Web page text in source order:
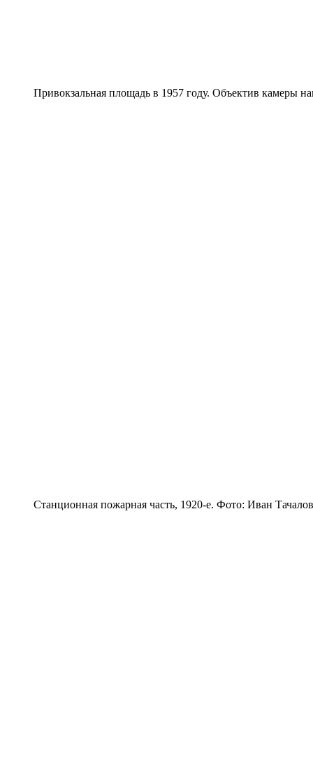
Привокзальная площадь в 1957 году. Объектив камеры
Станционная пожарная часть, 1920-е. Фото: Иван